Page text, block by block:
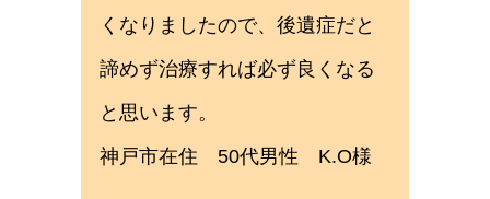
くなりましたので、後遺症だと
諦めず治療すれば必ず良くなる
と思います。
神戸市在住 50代男性 K.O様